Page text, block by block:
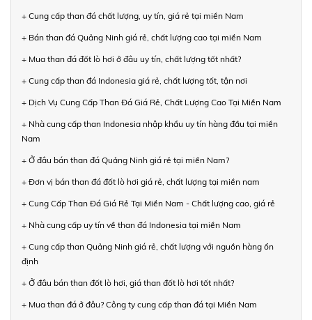
+ Cung cấp than đá chất lượng, uy tín, giá rẻ tại miền Nam
+ Bán than đá Quảng Ninh giá rẻ, chất lượng cao tại miền Nam
+ Mua than đá đốt lò hơi ở đâu uy tín, chất lượng tốt nhất?
+ Cung cấp than đá Indonesia giá rẻ, chất lượng tốt, tận nơi
+ Dịch Vụ Cung Cấp Than Đá Giá Rẻ, Chất Lượng Cao Tại Miền Nam
+ Nhà cung cấp than Indonesia nhập khẩu uy tín hàng đầu tại miền
Nam
+ Ở đâu bán than đá Quảng Ninh giá rẻ tại miền Nam?
+ Đơn vị bán than đá đốt lò hơi giá rẻ, chất lượng tại miền nam
+ Cung Cấp Than Đá Giá Rẻ Tại Miền Nam - Chất lượng cao, giá rẻ
+ Nhà cung cấp uy tín về than đá Indonesia tại miền Nam
+ Cung cấp than Quảng Ninh giá rẻ, chất lượng với nguồn hàng ổn
định
+ Ở đâu bán than đốt lò hơi, giá than đốt lò hơi tốt nhất?
+ Mua than đá ở đâu? Công ty cung cấp than đá tại Miền Nam